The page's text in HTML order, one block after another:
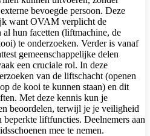
bevoegde persoon. Deze
want OVAM verplicht de
hun facetten (liftmachine, de
te onderzoeken. Verder is vanaf
gemeenschappelijke delen
een cruciale rol. In deze
van de liftschacht (openen
de kooi te kunnen staan) en dit
Met deze kennis kun je
beoordelen, terwijl je je veiligheid
liftfuncties. Deelnemers aan
mee te nemen.